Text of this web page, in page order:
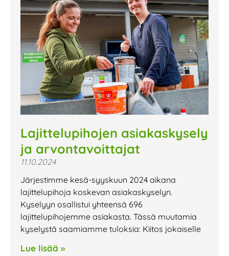
Lajittelupihojen asiakaskysely
ja arvontavoittajat
11.10.2024
Järjestimme kesä-syyskuun 2024 aikana
lajittelupihoja koskevan asiakaskyselyn.
Kyselyyn osallistui yhteensä 696
lajittelupihojemme asiakasta. Tässä muutamia
kyselystä saamiamme tuloksia: Kiitos jokaiselle
Lue lisää »